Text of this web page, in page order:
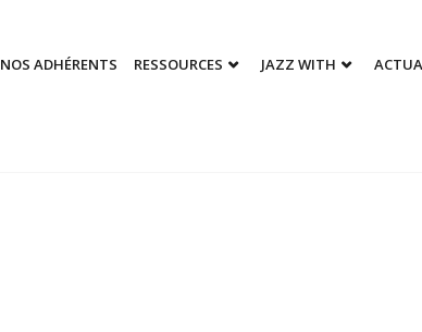
NOS ADHÉRENTS RESSOURCES JAZZ WITH